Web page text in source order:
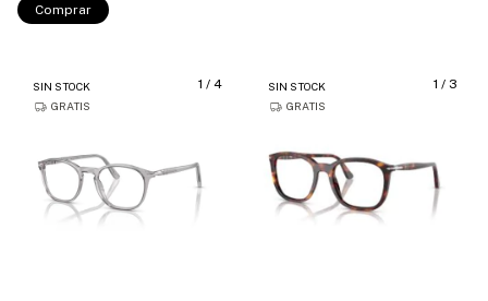
Comprar
1 / 4
SIN STOCK
GRATIS
1 / 3
SIN STOCK
GRATIS